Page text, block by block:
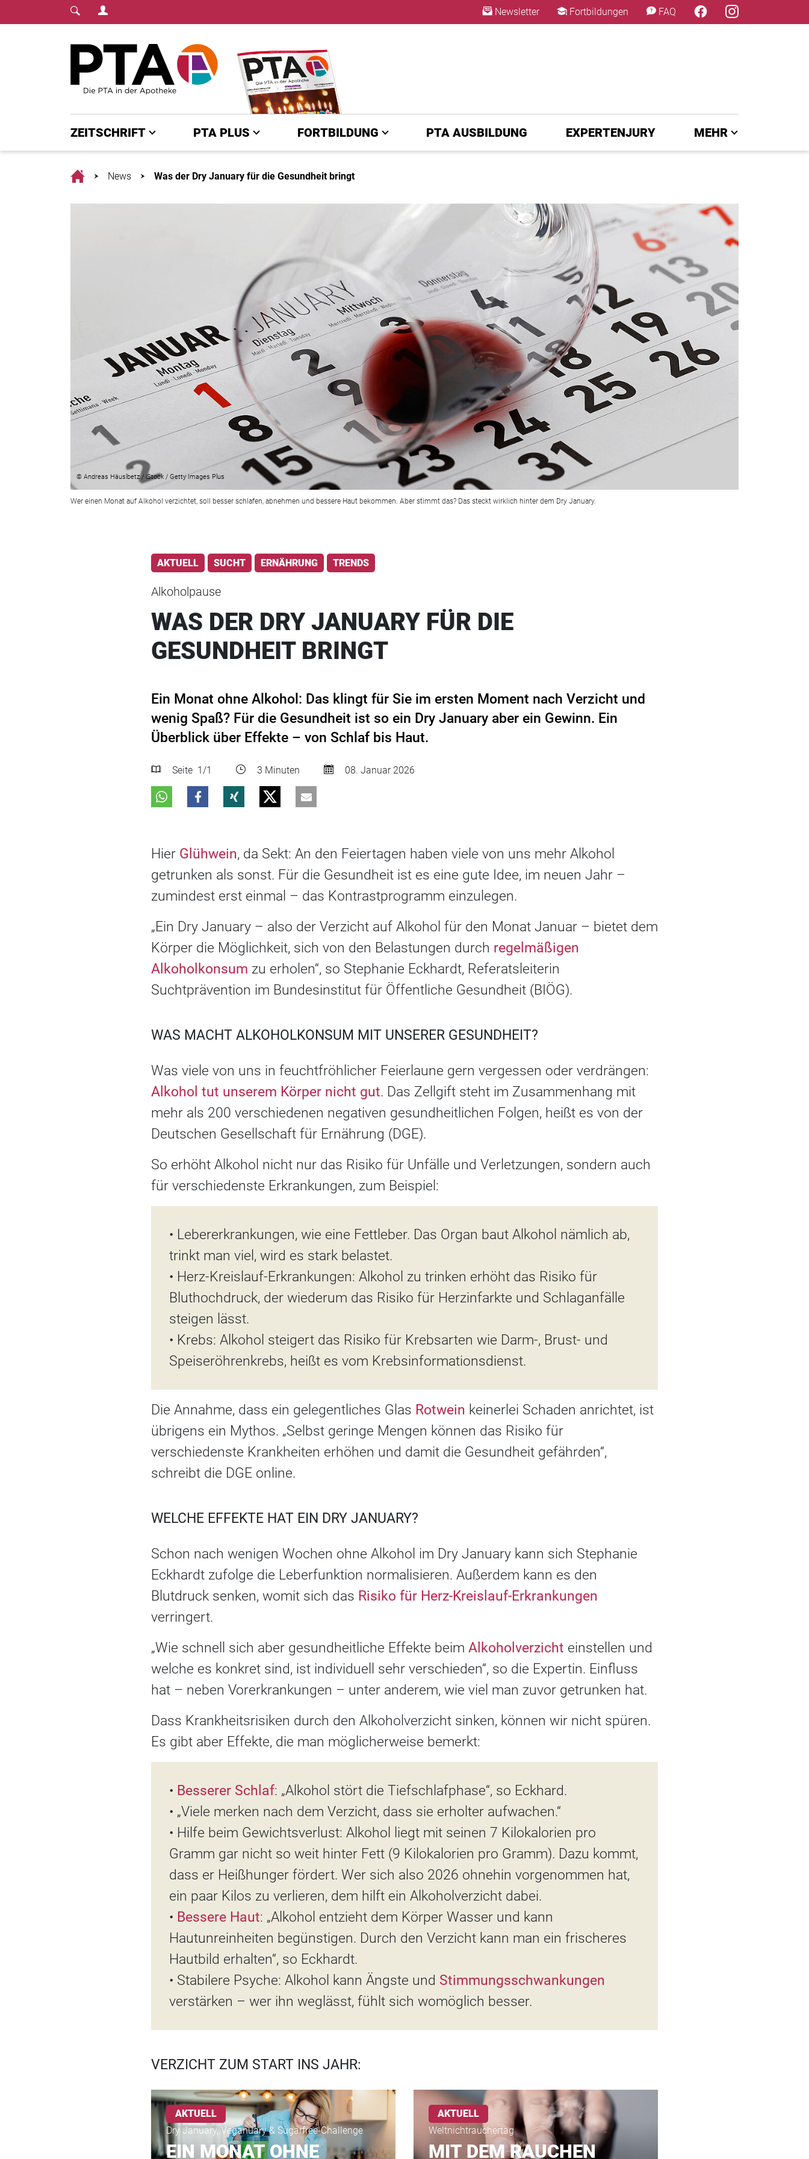
Login Menu Newsletter Fortbildungen FAQ
ZEITSCHRIFT PTA PLUS FORTBILDUNG PTA AUSBILDUNG EXPERTENJURY MEHR
HomeNews Was der Dry January für die Gesundheit bringt
© Andreas Häuslbetz / iStock / Getty Images Plus
Wer einen Monat auf Alkohol verzichtet, soll besser schlafen, abnehmen und bessere Haut bekommen. Aber stimmt das? Das steckt wirklich hinter dem Dry January.
AKTUELL SUCHT ERNÄHRUNG TRENDS
Alkoholpause
WAS DER DRY JANUARY FÜR DIE
GESUNDHEIT BRINGT
Ein Monat ohne Alkohol: Das klingt für Sie im ersten Moment nach Verzicht und
wenig Spaß? Für die Gesundheit ist so ein Dry January aber ein Gewinn. Ein
Überblick über Effekte – von Schlaf bis Haut.
Seite 1/1 3 Minuten 08. Januar 2026
Hier Glühwein, da Sekt: An den Feiertagen haben viele von uns mehr Alkohol
getrunken als sonst. Für die Gesundheit ist es eine gute Idee, im neuen Jahr –
zumindest erst einmal – das Kontrastprogramm einzulegen.
„Ein Dry January – also der Verzicht auf Alkohol für den Monat Januar – bietet dem
Körper die Möglichkeit, sich von den Belastungen durch regelmäßigen
Alkoholkonsum zu erholen“, so Stephanie Eckhardt, Referatsleiterin
Suchtprävention im Bundesinstitut für Öffentliche Gesundheit (BIÖG).
WAS MACHT ALKOHOLKONSUM MIT UNSERER GESUNDHEIT?
Was viele von uns in feuchtfröhlicher Feierlaune gern vergessen oder verdrängen:
Alkohol tut unserem Körper nicht gut. Das Zellgift steht im Zusammenhang mit
mehr als 200 verschiedenen negativen gesundheitlichen Folgen, heißt es von der
Deutschen Gesellschaft für Ernährung (DGE).
So erhöht Alkohol nicht nur das Risiko für Unfälle und Verletzungen, sondern auch
für verschiedenste Erkrankungen, zum Beispiel:
• Lebererkrankungen, wie eine Fettleber. Das Organ baut Alkohol nämlich ab,
trinkt man viel, wird es stark belastet.
• Herz-Kreislauf-Erkrankungen: Alkohol zu trinken erhöht das Risiko für
Bluthochdruck, der wiederum das Risiko für Herzinfarkte und Schlaganfälle
steigen lässt.
• Krebs: Alkohol steigert das Risiko für Krebsarten wie Darm-, Brust- und
Speiseröhrenkrebs, heißt es vom Krebsinformationsdienst.
Die Annahme, dass ein gelegentliches Glas Rotwein keinerlei Schaden anrichtet, ist
übrigens ein Mythos. „Selbst geringe Mengen können das Risiko für
verschiedenste Krankheiten erhöhen und damit die Gesundheit gefährden“,
schreibt die DGE online.
WELCHE EFFEKTE HAT EIN DRY JANUARY?
Schon nach wenigen Wochen ohne Alkohol im Dry January kann sich Stephanie
Eckhardt zufolge die Leberfunktion normalisieren. Außerdem kann es den
Blutdruck senken, womit sich das Risiko für Herz-Kreislauf-Erkrankungen
verringert.
„Wie schnell sich aber gesundheitliche Effekte beim Alkoholverzicht einstellen und
welche es konkret sind, ist individuell sehr verschieden“, so die Expertin. Einfluss
hat – neben Vorerkrankungen – unter anderem, wie viel man zuvor getrunken hat.
Dass Krankheitsrisiken durch den Alkoholverzicht sinken, können wir nicht spüren.
Es gibt aber Effekte, die man möglicherweise bemerkt:
• Besserer Schlaf: „Alkohol stört die Tiefschlafphase“, so Eckhard.
• „Viele merken nach dem Verzicht, dass sie erholter aufwachen.“
• Hilfe beim Gewichtsverlust: Alkohol liegt mit seinen 7 Kilokalorien pro
Gramm gar nicht so weit hinter Fett (9 Kilokalorien pro Gramm). Dazu kommt,
dass er Heißhunger fördert. Wer sich also 2026 ohnehin vorgenommen hat,
ein paar Kilos zu verlieren, dem hilft ein Alkoholverzicht dabei.
• Bessere Haut: „Alkohol entzieht dem Körper Wasser und kann
Hautunreinheiten begünstigen. Durch den Verzicht kann man ein frischeres
Hautbild erhalten“, so Eckhardt.
• Stabilere Psyche: Alkohol kann Ängste und Stimmungsschwankungen
verstärken – wer ihn weglässt, fühlt sich womöglich besser.
VERZICHT ZUM START INS JAHR:
AKTUELL
Dry January, Veganuary & Sugarfree-Challenge
EIN MONAT OHNE
AKTUELL
Weltnichtrauchertag
MIT DEM RAUCHEN
×